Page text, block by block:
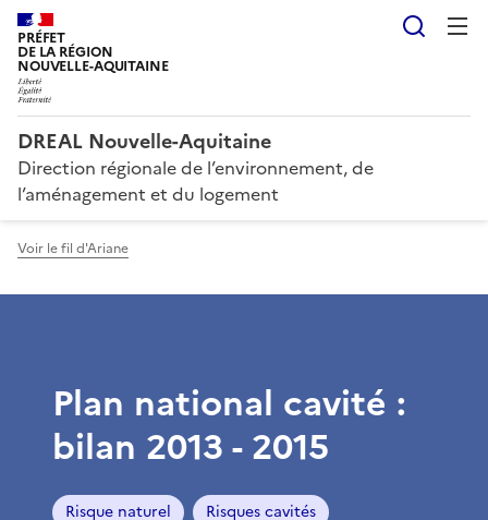
PRÉFET
DE LA RÉGION
NOUVELLE-AQUITAINE
DREAL Nouvelle-Aquitaine
Direction régionale de l’environnement, de
l’aménagement et du logement
Voir le fil d'Ariane
Plan national cavité :
bilan 2013 - 2015
Risque naturel Risques cavités